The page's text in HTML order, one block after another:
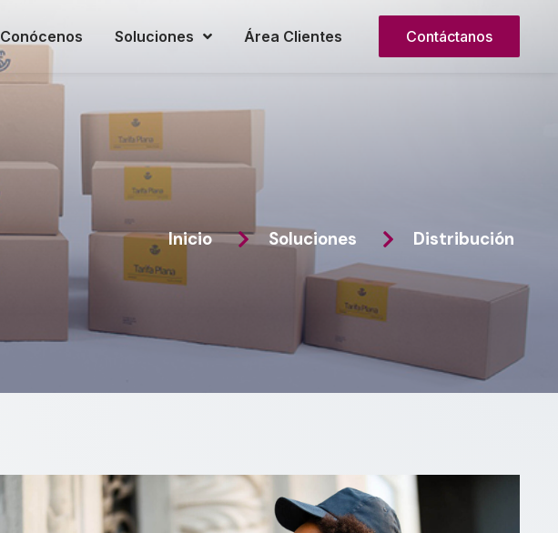
Conócenos Soluciones Área Clientes Contáctanos
Inicio Soluciones Distribución